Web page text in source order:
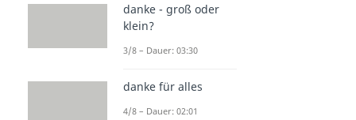
danke - groß oder
klein?
3/8 – Dauer: 03:30
danke für alles
4/8 – Dauer: 02:01